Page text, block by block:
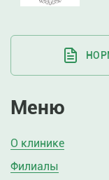
Меню
О клинике
Филиалы